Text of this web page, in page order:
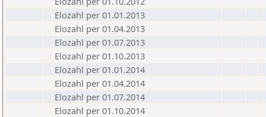
Elozahl per 01.01.2013
Elozahl per 01.04.2013
Elozahl per 01.07.2013
Elozahl per 01.10.2013
Elozahl per 01.01.2014
Elozahl per 01.04.2014
Elozahl per 01.07.2014
Elozahl per 01.10.2014